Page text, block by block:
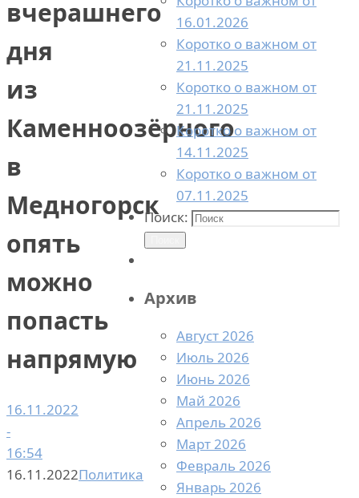
вчерашнего
дня
из
Каменноозёрного
в
Медногорск
опять
можно
попасть
напрямую
16.11.2022
-
16:54
16.11.2022Политика
16.01.2026
Коротко о важном от
21.11.2025
Коротко о важном от
21.11.2025
Коротко о важном от
14.11.2025
Коротко о важном от
07.11.2025
Поиск:
Архив
Август 2026
Июль 2026
Июнь 2026
Май 2026
Апрель 2026
Март 2026
Февраль 2026
Январь 2026